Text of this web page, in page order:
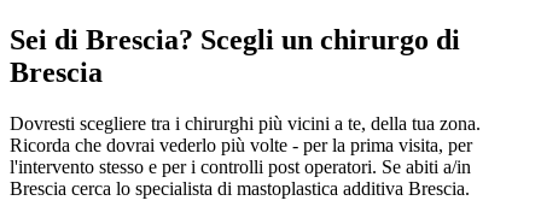
Sei di Brescia? Scegli un chirurgo di
Brescia
Dovresti scegliere tra i chirurghi più vicini a te, della tua zona.
Ricorda che dovrai vederlo più volte - per la prima visita, per
l'intervento stesso e per i controlli post operatori. Se abiti a/in
Brescia cerca lo specialista di mastoplastica additiva Brescia.